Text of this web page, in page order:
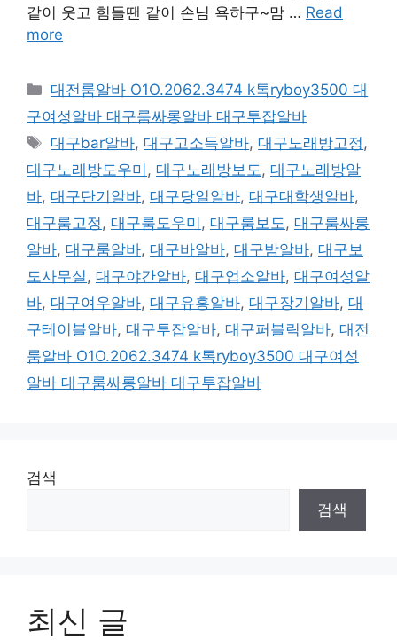
같이 웃고 힘들땐 같이 손님 욕하구~맘 … Read
more
카
테
고
리
대전룸알바 O1O.2062.3474 k톡ryboy3500 대
구여성알바 대구룸싸롱알바 대구투잡알바
태
그
대구bar알바,대구고소득알바,대구노래방고정 ,
대구노래방도우미 , 대구노래방보도 , 대구노래방알
바, 대구단기알바, 대구당일알바, 대구대학생알바,
대구룸고정 , 대구룸도우미 , 대구룸보도 , 대구룸싸롱
알바, 대구룸알바, 대구바알바, 대구밤알바, 대구보
도사무실 , 대구야간알바, 대구업소알바, 대구여성알
바, 대구여우알바, 대구유흥알바, 대구장기알바, 대
구테이블알바, 대구투잡알바, 대구퍼블릭알바, 대전
룸알바 O1O.2062.3474 k톡ryboy3500 대구여성
알바 대구룸싸롱알바 대구투잡알바
검색
검색
최신 글